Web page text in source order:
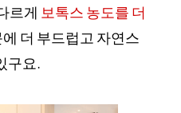
르게 보톡스 농도를 더
더 부드럽고 자연스
구요.